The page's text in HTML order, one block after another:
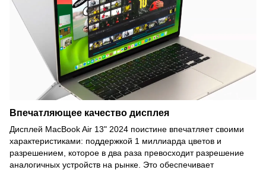
Впечатляющее качество дисплея
Дисплей MacBook Air 13" 2024 поистине впечатляет своими
характеристиками: поддержкой 1 миллиарда цветов и
разрешением, которое в два раза превосходит разрешение
аналогичных устройств на рынке. Это обеспечивает